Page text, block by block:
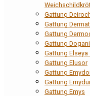
Gattung
Gattung
Gattung
Gattung
Gattung
Gattung Elusor
Gattung
Gattung
Gattung Emys